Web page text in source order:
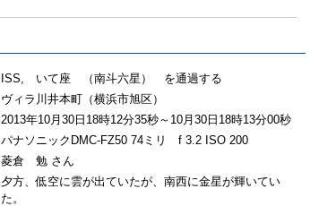
ISS, いて座 （南斗六星） を通過する
ヴィラ川井本町（横浜市旭区）
2013年10月30日18時12分35秒～10月30日18時13分00秒
パナソニックDMC-FZ50 74ミリ f 3.2 ISO 200
菱倉 勉 さん
夕方、低空に雲が出ていたが、南西に金星が輝いてい
た。